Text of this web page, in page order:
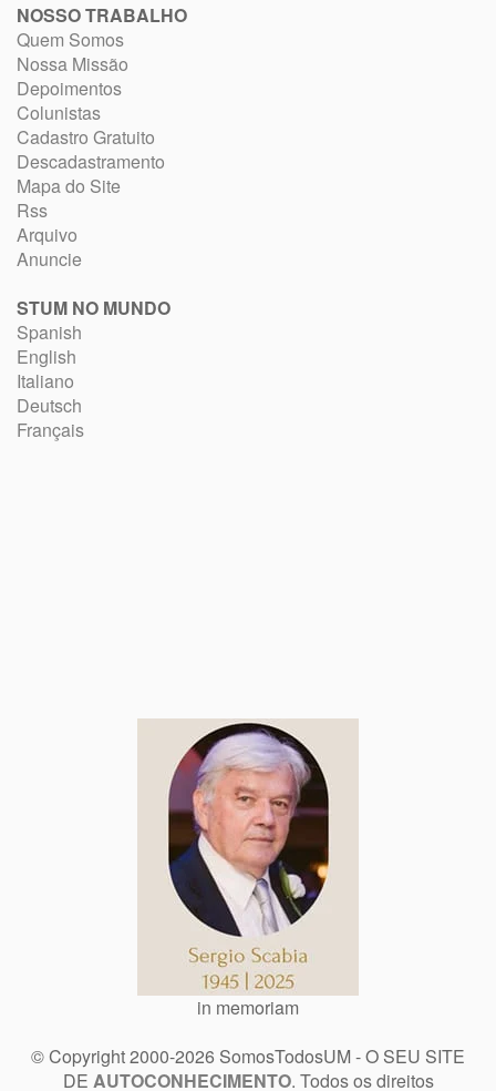
NOSSO TRABALHO
Quem Somos
Nossa Missão
Depoimentos
Colunistas
Cadastro Gratuito
Descadastramento
Mapa do Site
Rss
Arquivo
Anuncie
STUM NO MUNDO
Spanish
English
Italiano
Deutsch
Français
in memoriam
© Copyright 2000-2026 SomosTodosUM - O SEU SITE
DE AUTOCONHECIMENTO. Todos os direitos